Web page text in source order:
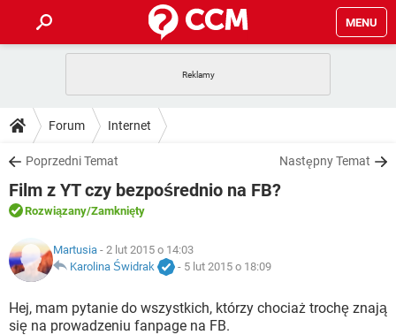
MENU
GRY
SPOTIFY
INSTAGRAM FACEBOOK
WINDOWS 10
PORADY
PlayStation
SPOTIFY
WINDOWS 10
DO POBRANIA
ANDROID TIKTOK
GRY
IOS
INSTAGRAM
WINDOWS 10
FORUM
GRY WHATSAPP
INSTAGRAM FACEBOOK
ARTYKUŁY
COVID-19
GRY WHATSAPP
Forum Internet
Poprzedni Temat Następny Temat
Film z YT czy bezpośrednio na FB?
Rozwiązany/Zamknięty
Martusia - 2 lut 2015 o 14:03
Karolina Świdrak
- 5 lut 2015 o 18:09
Hej, mam pytanie do wszystkich, którzy chociaż trochę znają
się na prowadzeniu fanpage na FB.